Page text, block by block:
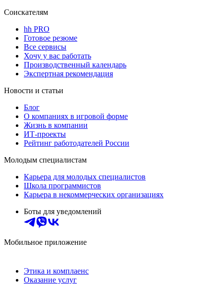
Соискателям
hh PRO
Готовое резюме
Все сервисы
Хочу у вас работать
Производственный календарь
Экспертная рекомендация
Новости и статьи
Блог
О компаниях в игровой форме
Жизнь в компании
ИТ-проекты
Рейтинг работодателей России
Молодым специалистам
Карьера для молодых специалистов
Школа программистов
Карьера в некоммерческих организациях
Боты для уведомлений
Мобильное приложение
Этика и комплаенс
Оказание услуг